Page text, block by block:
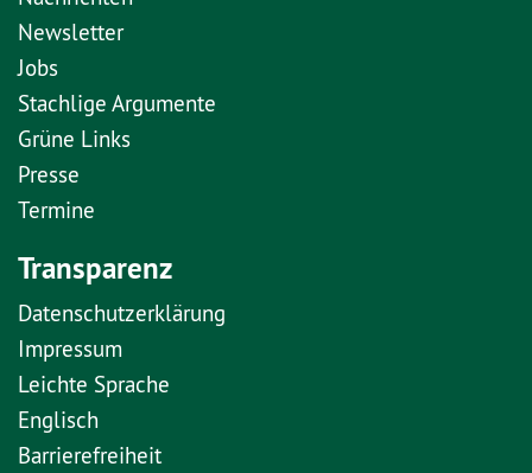
Newsletter
Jobs
Stachlige Argumente
Grüne Links
Presse
Termine
Transparenz
Datenschutzerklärung
Impressum
Leichte Sprache
Englisch
Barrierefreiheit